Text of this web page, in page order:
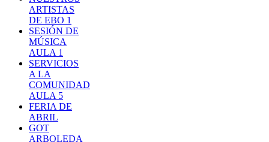
ARTISTAS
DE EBO 1
SESIÓN DE
MÚSICA
AULA 1
SERVICIOS
A LA
COMUNIDAD
AULA 5
FERIA DE
ABRIL
GOT
ARBOLEDA